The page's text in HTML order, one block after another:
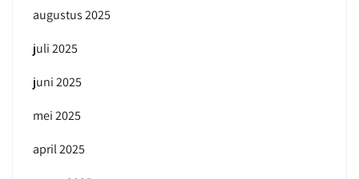
augustus 2025
juli 2025
juni 2025
mei 2025
april 2025